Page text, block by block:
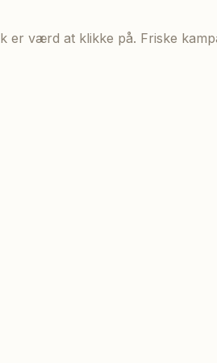
er værd at klikke på. Friske